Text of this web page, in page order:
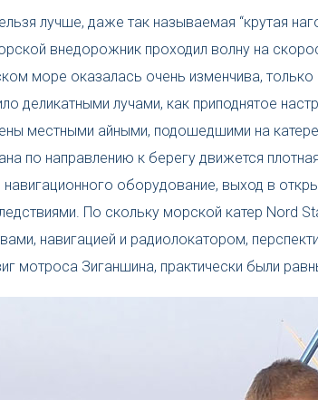
лучше, даже так называемая “крутая
внедорожник проходил волну на
море оказалась очень изменчива, только
деликатными лучами, как приподнятое
местными айными, подошедшими на
по направлению к берегу движется
навигационного оборудование, выход в
По скольку морской катер Nord
навигацией и радиолокатором,
мотроса Зиганшина, практически были